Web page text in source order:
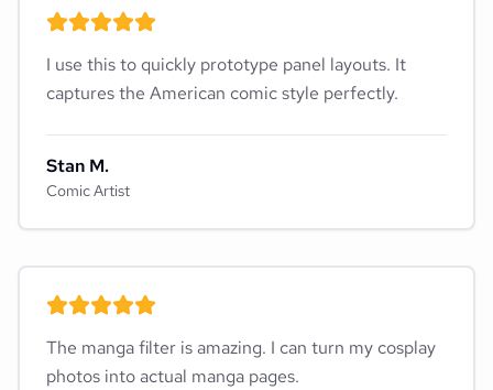
I use this to quickly prototype panel layouts. It
captures the American comic style perfectly.
Stan M.
Comic Artist
The manga filter is amazing. I can turn my cosplay
photos into actual manga pages.